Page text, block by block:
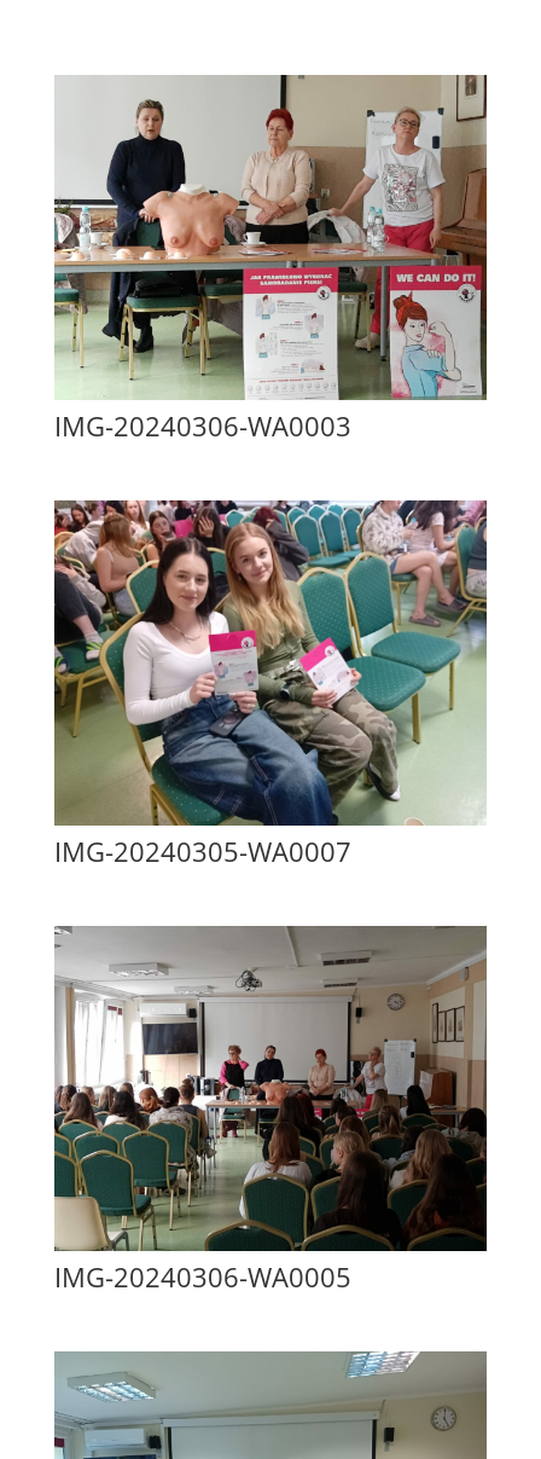
IMG-20240306-WA0003
IMG-20240305-WA0007
IMG-20240306-WA0005